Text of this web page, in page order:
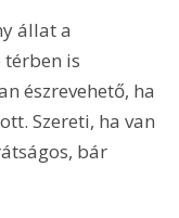
állat a
is
észrevehető, ha
Szereti, ha van
bár